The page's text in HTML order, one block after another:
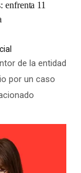
enfrenta 11
de la entidad
por un caso